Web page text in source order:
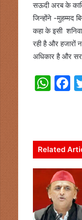
सऊदी अरब के
जिन्होंने -मुहम्मद
कहा के इसी
रही है और हजारों
अधिकार है और
W
A
p
p
F
b
o
o
k
Related